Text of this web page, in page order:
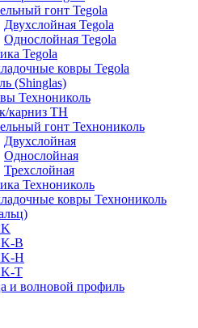
гонт Tegola
Двухслойная Tegola
Однослойная Tegola
Tegola
ковры Tegola
(Shinglas)
Технониколь
карниз ТН
гонт Технониколь
Двухслойная
Однослойная
Трехслойная
Технониколь
ковры Технониколь
B
H
T
и волновой профиль